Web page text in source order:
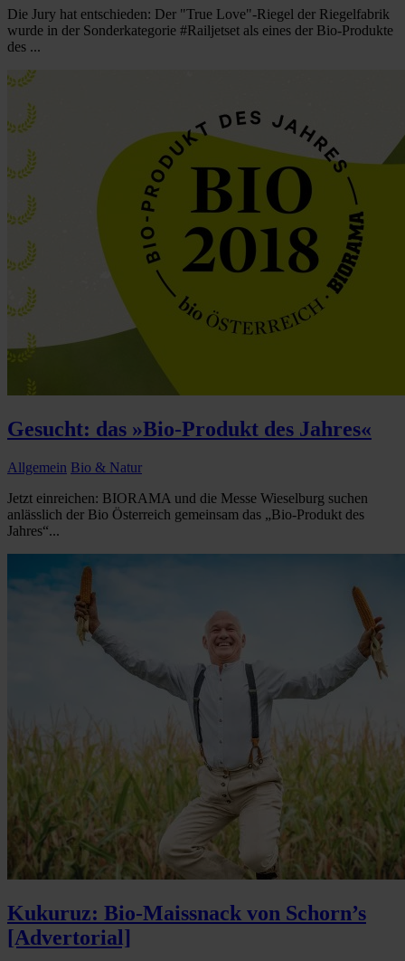
Die Jury hat entschieden: Der "True Love"-Riegel der Riegelfabrik
wurde in der Sonderkategorie #Railjetset als eines der Bio-Produkte
des ...
Gesucht: das »Bio-Produkt des Jahres«
Allgemein Bio & Natur
Jetzt einreichen: BIORAMA und die Messe Wieselburg suchen
anlässlich der Bio Österreich gemeinsam das „Bio-Produkt des
Jahres“...
Kukuruz: Bio-Maissnack von Schorn’s
[Advertorial]